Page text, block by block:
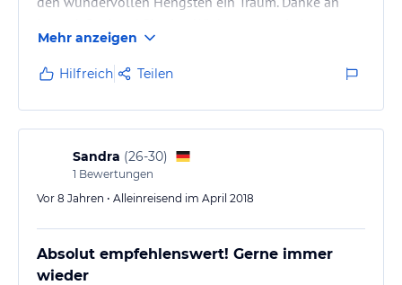
Mehr anzeigen
Hilfreich Teilen
Sandra (26-30)
1 Bewertungen
Vor 8 Jahren • Alleinreisend im April 2018
Absolut empfehlenswert! Gerne immer
wieder